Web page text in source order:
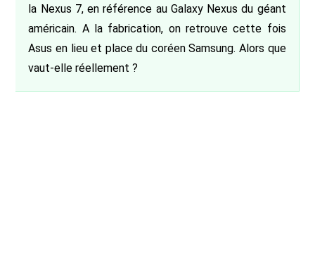
la Nexus 7, en référence au Galaxy Nexus du géant
américain. A la fabrication, on retrouve cette fois
Asus en lieu et place du coréen Samsung. Alors que
vaut-elle réellement ?